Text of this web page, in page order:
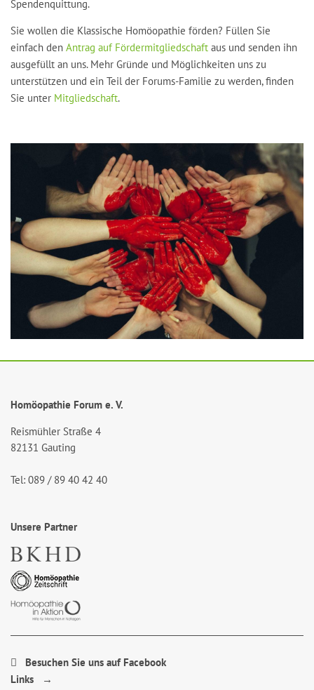
Spendenquittung.​
Sie wollen die Klassische Homöopathie förden? Füllen Sie
einfach den Antrag auf Fördermitgliedschaft aus und senden ihn
ausgefüllt an uns. Mehr Gründe und Möglichkeiten uns zu
unterstützen und ein Teil der Forums-Familie zu werden, finden
Sie unter Mitgliedschaft.
Homöopathie Forum e. V.
Reismühler Straße 4
82131 Gauting
Tel: 089 / 89 40 42 40
Unsere Partner
Besuchen Sie uns auf Facebook
Links →